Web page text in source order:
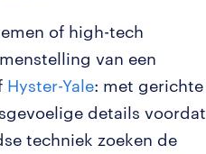
of high-tech
van een
Hyster-Yale: met gerichte
details voordat
techniek zoeken de